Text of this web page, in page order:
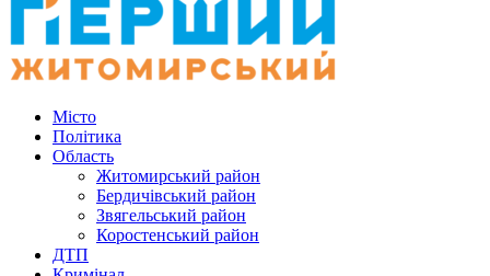
Місто
Політика
Область
Житомирський район
Бердичівський район
Звягельський район
Коростенський район
ДТП